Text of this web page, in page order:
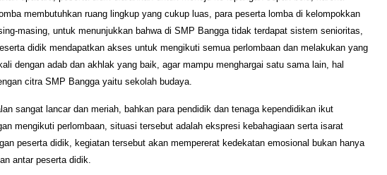
membutuhkan ruang lingkup yang cukup luas, para peserta lomba di kelompokkan
masing, untuk menunjukkan bahwa di SMP Bangga tidak terdapat sistem senioritas,
didik mendapatkan akses untuk mengikuti semua perlombaan dan melakukan yang
dengan adab dan akhlak yang baik, agar mampu menghargai satu sama lain, hal
citra SMP Bangga yaitu sekolah budaya.
sangat lancar dan meriah, bahkan para pendidik dan tenaga kependidikan ikut
mengikuti perlombaan, situasi tersebut adalah ekspresi kebahagiaan serta isarat
peserta didik, kegiatan tersebut akan mempererat kedekatan emosional bukan hanya
antar peserta didik.